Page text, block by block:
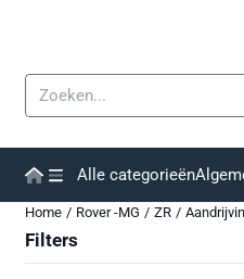
Zoeken
Alle categorieën
Home / Rover -MG / ZR /
Filters